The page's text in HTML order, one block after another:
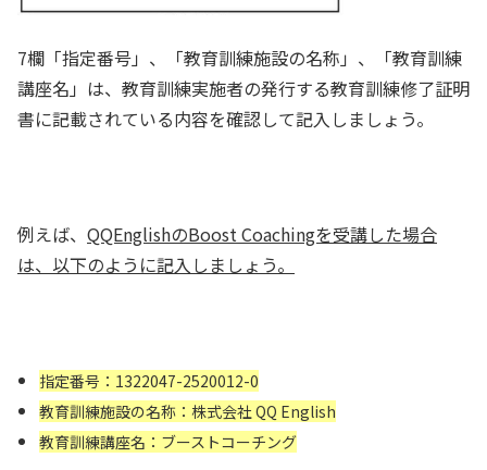
7欄「指定番号」、「教育訓練施設の名称」、「教育訓練
講座名」は、教育訓練実施者の発行する教育訓練修了証明
書に記載されている内容を確認して記入しましょう。
例えば、 QQEnglishのBoost Coachingを受講した場合
は、以下のように記入しましょう。
指定番号：1322047-2520012-0
教育訓練施設の名称：株式会社 QQ English
教育訓練講座名：ブーストコーチング